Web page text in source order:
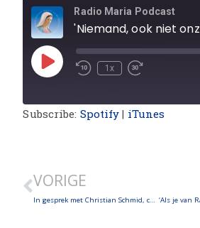
Radio Maria Podcast
1x
Subscribe: Spotify | iTunes
VORIGE